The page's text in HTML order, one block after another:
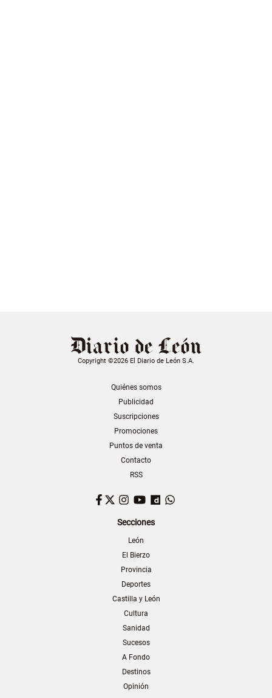
Copyright ©2026 El Diario de León S.A.
Quiénes somos
Publicidad
Suscripciones
Promociones
Puntos de venta
Contacto
RSS
Facebook
TwitterInstagram
YouTubeDailymotion
Secciones
León
El Bierzo
Provincia
Deportes
Castilla y León
Cultura
Sanidad
Sucesos
A Fondo
Destinos
Opinión